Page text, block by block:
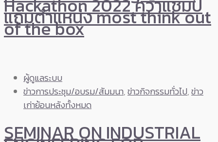
Hackathon 2022 คว้าแชมป์
แถมตำแหน่ง most think out
of the box
ผู้ดูแลระบบ
ข่าวการประชุม/อบรม/สัมมนา,ข่าวกิจกรรมทั่วไป,ข่าว
เก่าย้อนหลังทั้งหมด
SEMINAR ON INDUSTRIAL